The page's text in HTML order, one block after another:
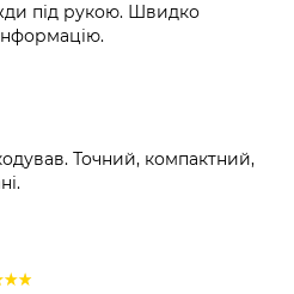
під рукою. Швидко
Точний, компактний,